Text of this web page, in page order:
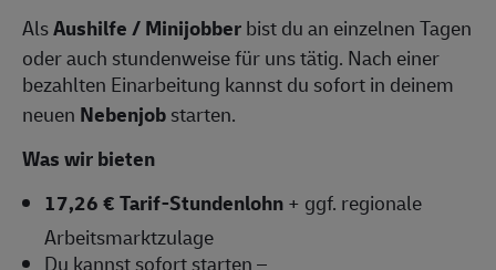
AlsAushilfe / Minijobberbist du an einzelnen Tagen
oder auch stundenweise für uns tätig. Nach einer
bezahlten Einarbeitung kannst du sofort in deinem
neuen Nebenjobstarten.
Was wir bieten
17,26 € Tarif-Stundenlohn+ ggf. regionale
Arbeitsmarktzulage
Du kannst sofort starten –